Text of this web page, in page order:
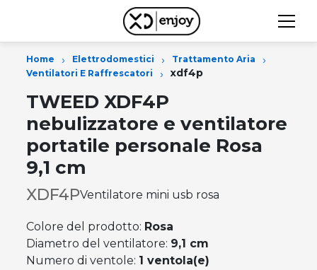
Home › Elettrodomestici › Trattamento Aria ›
Ventilatori E Raffrescatori › xdf4p
TWEED XDF4P
nebulizzatore e ventilatore
portatile personale Rosa
9,1 cm
XDF4PVentilatore mini usb rosa
Colore del prodotto: Rosa
Diametro del ventilatore: 9,1 cm
Numero di ventole: 1 ventola(e)